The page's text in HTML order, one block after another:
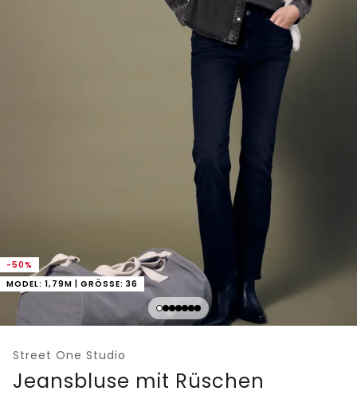
-50%
MODEL: 1,79M | GRÖSSE: 36
Street One Studio
Jeansbluse mit Rüschen